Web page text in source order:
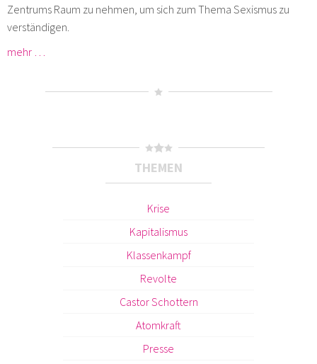
Zentrums Raum zu nehmen, um sich zum Thema Sexismus zu
verständigen.
mehr …
THEMEN
Krise
Kapitalismus
Klassenkampf
Revolte
Castor Schottern
Atomkraft
Presse